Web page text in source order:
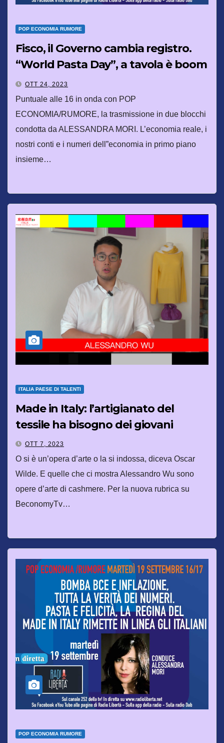
POP ECONOMIA RUMORE
Fisco, il Governo cambia registro.
“World Pasta Day”, a tavola è boom
di Made in Italy
OTT 24, 2023
Puntuale alle 16 in onda con POP
ECONOMIA/RUMORE, la trasmissione in due blocchi
condotta da ALESSANDRA MORI. L’economia reale, i
nostri conti e i numeri dell”economia in primo piano
insieme…
ITALIA PAESE DI TALENTI
Made in Italy: l’artigianato del
tessile ha bisogno dei giovani
OTT 7, 2023
O si è un’opera d’arte o la si indossa, diceva Oscar
Wilde. E quelle che ci mostra Alessandro Wu sono
opere d’arte di cashmere. Per la nuova rubrica su
BeconomyTv…
POP ECONOMIA RUMORE